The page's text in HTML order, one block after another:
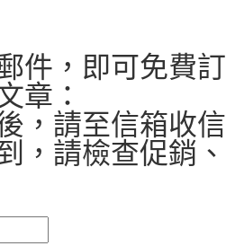
件，即可免費訂
章：
，請至信箱收信
，請檢查促銷、